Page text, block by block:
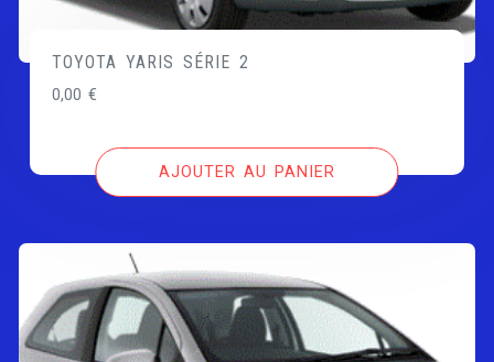
TOYOTA YARIS SÉRIE 2
0,00€
AJOUTER AU PANIER